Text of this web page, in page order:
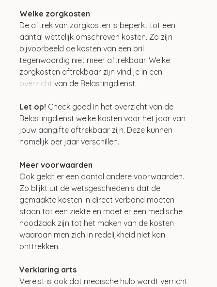
Welke zorgkosten
De aftrek van zorgkosten is beperkt tot een
aantal wettelijk omschreven kosten. Zo zijn
bijvoorbeeld de kosten van een bril
tegenwoordig niet meer aftrekbaar. Welke
zorgkosten aftrekbaar zijn vind je in een
overzicht van de Belastingdienst.
Let op! Check goed in het overzicht van de
Belastingdienst welke kosten voor het jaar van
jouw aangifte aftrekbaar zijn. Deze kunnen
namelijk per jaar verschillen.
Meer voorwaarden
Ook geldt er een aantal andere voorwaarden.
Zo blijkt uit de wetsgeschiedenis dat de
gemaakte kosten in direct verband moeten
staan tot een ziekte en moet er een medische
noodzaak zijn tot het maken van de kosten
waaraan men zich in redelijkheid niet kan
onttrekken.
Verklaring arts
Vereist is ook dat medische hulp wordt verricht